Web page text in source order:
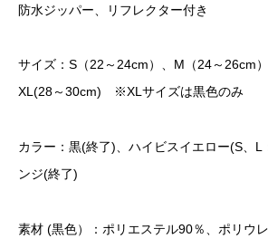
防水ジッパー、リフレクター付き
サイズ：S（22～24cm）、M（24～26cm
XL(28～30cm) ※XLサイズは黒色のみ
カラー：黒(終了)、ハイビスイエロー(S、L
ンジ(終了)
素材 (黒色）：ポリエステル90％、ポリウ